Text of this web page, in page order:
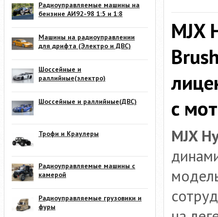
Радиоуправляемые машины на
бензине АИ92-98 1:5 и 1:8
Машины на радиоуправлении
для дрифта (Электро и ДВС)
Шоссейные и
раллийные(электро)
Шоссейные и раллийные(ДВС)
Трофи и Краулеры
Радиоуправляемые машины с
камерой
Радиоуправляемые грузовики и
фуры
MJX
с
MJX